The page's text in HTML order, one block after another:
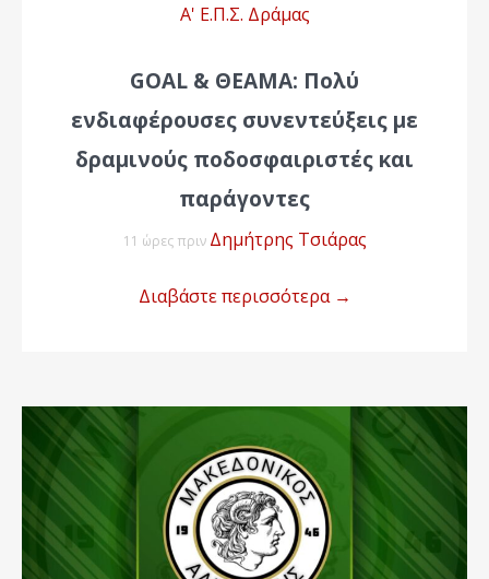
Α' Ε.Π.Σ. Δράμας
GOAL & ΘΕΑΜΑ: Πολύ
ενδιαφέρουσες συνεντεύξεις με
δραμινούς ποδοσφαιριστές και
παράγοντες
11 ώρες πριν Δημήτρης Τσιάρας
Διαβάστε περισσότερα →